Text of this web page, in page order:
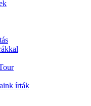
írták